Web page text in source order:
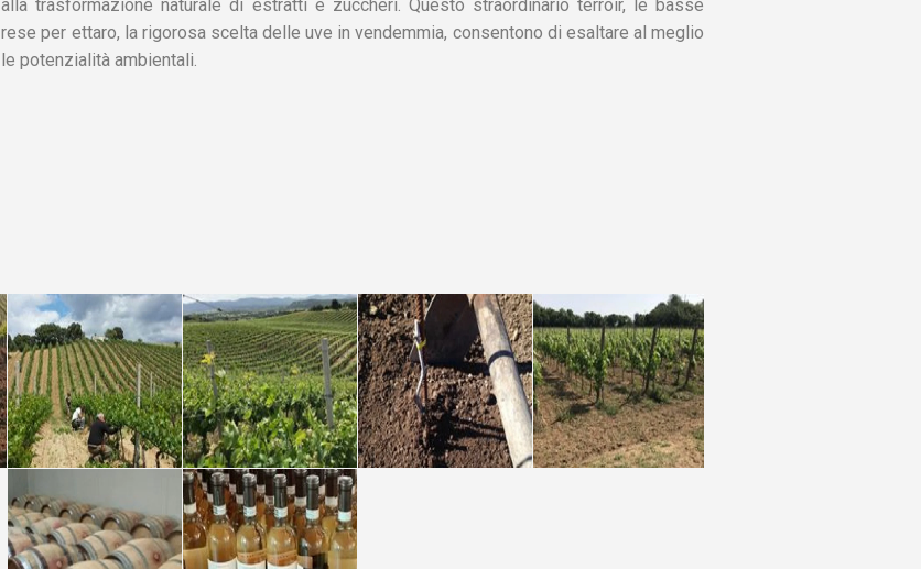
alla trasformazione naturale di estratti e zuccheri. Questo straordinario terroir, le basse
rese per ettaro, la rigorosa scelta delle uve in vendemmia, consentono di esaltare al meglio
le potenzialità ambientali.